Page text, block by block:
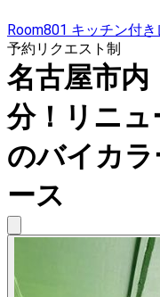
Room801 キッチン付
予約リクエスト制
名古屋市
分！リニュ
のバイカ
ース